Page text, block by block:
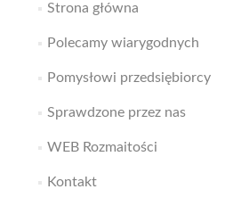
Strona główna
Polecamy wiarygodnych
Pomysłowi przedsiębiorcy
Sprawdzone przez nas
WEB Rozmaitości
Kontakt